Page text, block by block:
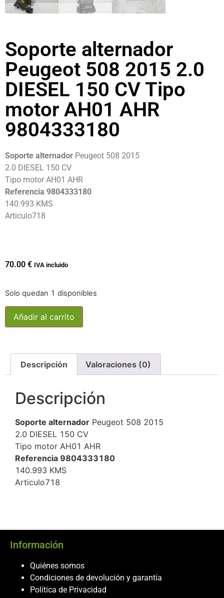
Soporte alternador
Peugeot 508 2015 2.0
DIESEL 150 CV Tipo
motor AH01 AHR
9804333180
Soporte alternador Peugeot 508 2015
2.0 DIESEL 150 CV
Tipo motor AH01 AHR
Referencia 9804333180
140.993 KMS
Articulo718
70.00 € IVA incluido
Solo quedan 1 disponibles
Añadir al carrito
Descripción Valoraciones (0)
Descripción
Soporte alternador Peugeot 508 2015
2.0 DIESEL 150 CV
Tipo motor AH01 AHR
Referencia 9804333180
140.993 KMS
Articulo718
Información
Quiénes somos
Condiciones de devolución y garantía
Política de Privacidad